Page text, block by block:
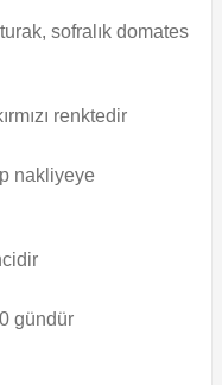
sofralık domates
renktedir
nakliyeye
gündür